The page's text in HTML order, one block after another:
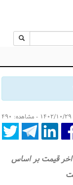
قیمت بر اساس